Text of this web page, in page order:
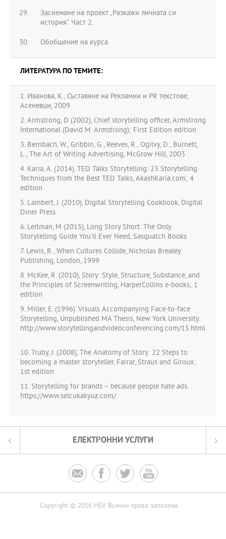
Заснемане на проект „Разкажи личната си
история“. Част 2.
Обобщение на курса
ЛИТЕРАТУРА ПО ТЕМИТЕ:
1. Иванова, К., Съставяне на Рекламни и PR текстове,
Асеневци, 2009
2. Armstrong, D (2002), Chief storytelling officer, Armstrong
International (David M. Armstrong); First Edition edition
3. Bernbach, W., Gribbin, G., Reeves, R., Ogilvy, D., Burnett,
L., The Art of Writing Advertising, McGrow Hill, 2003
4. Karia, A. (2014), TED Talks Storytelling: 23 Storytelling
Techniques from the Best TED Talks, AkashKaria.com; 4
edition
5. Lambert, J. (2010), Digital Storytelling Cookbook, Digital
Diner Press
6. Leitman, M (2015), Long Story Short: The Only
Storytelling Guide You'll Ever Need, Sasquatch Books
7. Lewis, R., When Cultures Collide, Nicholas Brealey
Publishing, London, 1999
8. McKee, R. (2010), Story: Style, Structure, Substance, and
the Principles of Screenwriting, HarperCollins e-books; 1
edition
9. Miller, E. (1996). Visuals Accompanying Face-to-face
Storytelling, Unpublished MA Thesis, New York University.
http://www.storytellingandvideoconferencing.com/15.html
.
10. Truby, J. (2008), The Anatomy of Story: 22 Steps to
becoming a master storyteller, Farrar, Straus and Giroux;
1st edition
11. Storytelling for brands – because people hate ads.
https://www.selcukakyuz.com/
ЕЛЕКТРОННИ УСЛУГИ
   
Copyright © 2016 НБУ. Всички права запазени.